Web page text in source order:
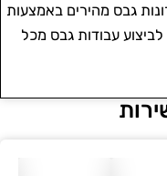
גבס מהירים באמצעות
עבודות גבס מכל